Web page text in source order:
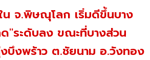
น จ.พิษณุโลก เริ่มดีขึ้นบาง
"ระดับลง ขณะที่บางส่วน
บึงพร้าว ต.ชัยนาม อ.วังทอง